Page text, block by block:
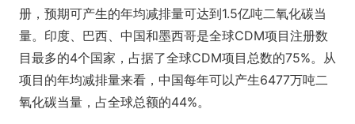
册，预期可产生的年均减排量可达到1.5亿吨二氧化碳当
量。印度、巴西、中国和墨西哥是全球CDM项目注册数
目最多的4个国家，占据了全球CDM项目总数的75%。从
项目的年均减排量来看，中国每年可以产生6477万吨二
氧化碳当量，占全球总额的44%。